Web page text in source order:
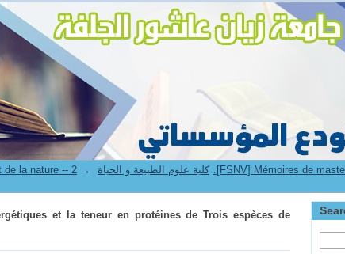
et la teneur en protéines de Trois espèces de fourrages de la
4. Faculté des sciences de la vie et de la nature -- كلية علوم الطبيعة و الحياة →
et la teneur en protéines de Trois espèces de